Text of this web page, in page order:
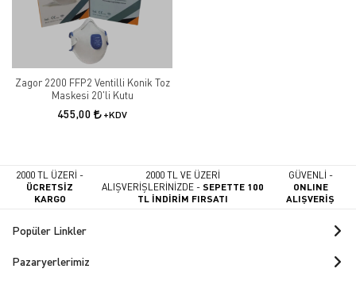
Zagor 2200 FFP2 Ventilli Konik Toz
Maskesi 20'li Kutu
455,00 +KDV
2000 TL ÜZERİ -
ÜCRETSİZ
KARGO
2000 TL VE ÜZERİ
ALIŞVERİŞLERİNİZDE -SEPETTE 100
TL İNDİRİM FIRSATI
GÜVENLİ -
ONLINE
ALIŞVERİŞ
Popüler Linkler
Pazaryerlerimiz